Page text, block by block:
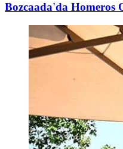
Bozcaada'da Homeros